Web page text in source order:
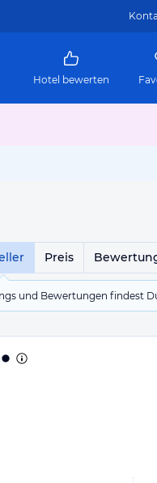
Hotel bewerten
Preis
und Bewertungen findest